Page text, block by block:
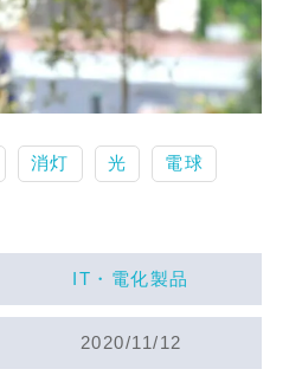
消灯 光 電球
IT・電化製品
2020/11/12